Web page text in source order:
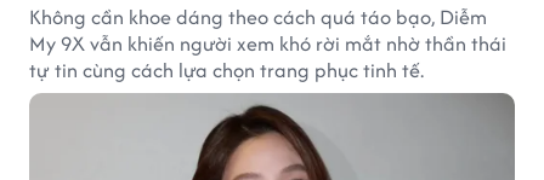
Không cần khoe dáng theo cách quá táo bạo, Diễm
My 9X vẫn khiến người xem khó rời mắt nhờ thần thái
tự tin cùng cách lựa chọn trang phục tinh tế.